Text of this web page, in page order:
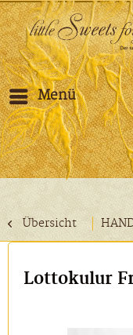
Menü
Übersicht
Lottokulur